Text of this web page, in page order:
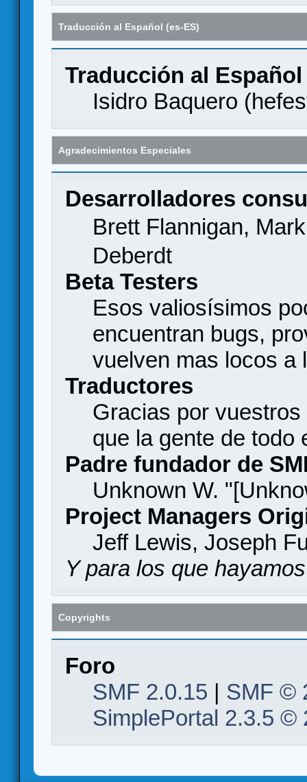
Traducción al Español (es-ES)
Traducción al Español
Isidro Baquero (
Agradecimientos Especiales
Desarrolladores
Brett Flannigan,
Deberdt
Beta Testers
Esos valiosísimos
encuentran bugs,
vuelven mas locos a
Traductores
Gracias por
que la gente de todo
Padre fundador de
Unknown W.
Project Managers
Jeff Lewis, Joseph
Y para los que
Copyrights
Foro
SMF 2.0.15 | SMF ©
SimplePortal 2.3.5 ©